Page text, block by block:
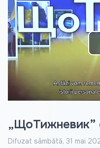
„ЩоТижневик”
Difuzat sâmbătă, 31 mai